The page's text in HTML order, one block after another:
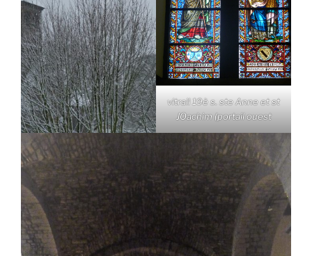
vitrail 19è s. ste Anne et st
JOachim (portail ouest